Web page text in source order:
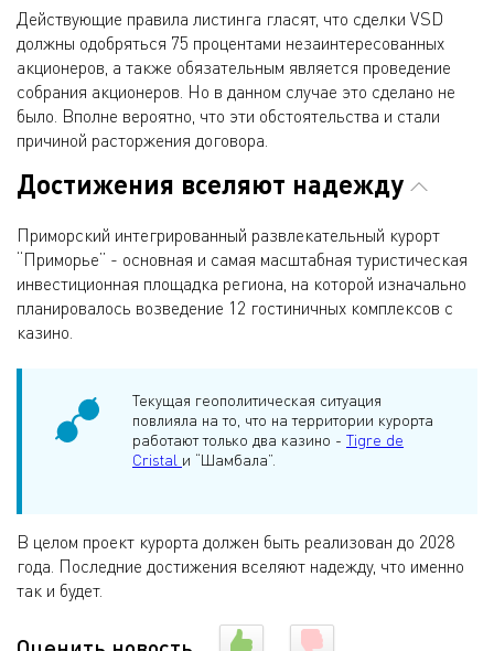
Действующие правила листинга гласят, что сделки VSD
должны одобряться 75 процентами незаинтересованных
акционеров, а также обязательным является проведение
собрания акционеров. Но в данном случае это сделано не
было. Вполне вероятно, что эти обстоятельства и стали
причиной расторжения договора.
Достижения вселяют надежду
Приморский интегрированный развлекательный курорт
“Приморье” - основная и самая масштабная туристическая
инвестиционная площадка региона, на которой изначально
планировалось возведение 12 гостиничных комплексов с
казино.
Текущая геополитическая ситуация
повлияла на то, что на территории курорта
работают только два казино - Tigre de
Cristal и “Шамбала”.
В целом проект курорта должен быть реализован до 2028
года. Последние достижения вселяют надежду, что именно
так и будет.